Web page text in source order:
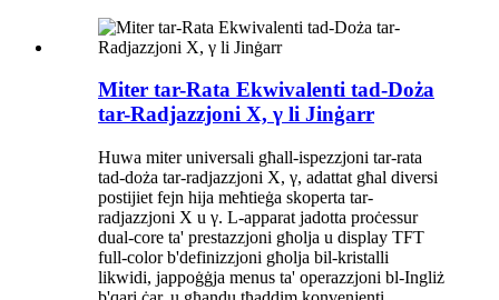
Miter tar-Rata Ekwivalenti tad-Doża
tar-Radjazzjoni X, γ li Jinġarr
Huwa miter universali għall-ispezzjoni tar-rata
tad-doża tar-radjazzjoni X, γ, adattat għal diversi
postijiet fejn hija meħtieġa skoperta tar-
radjazzjoni X u γ. L-apparat jadotta proċessur
dual-core ta' prestazzjoni għolja u display TFT
full-color b'definizzjoni għolja bil-kristalli
likwidi, jappoġġja menus ta' operazzjoni bl-Ingliż